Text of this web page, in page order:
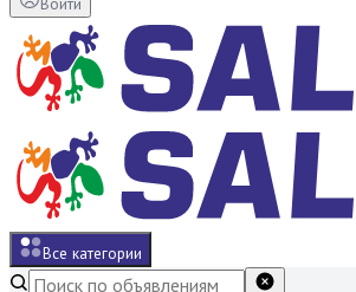
Все категории